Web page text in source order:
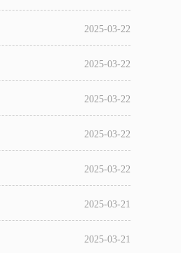
2025-03-22
2025-03-22
2025-03-22
2025-03-22
2025-03-22
2025-03-21
2025-03-21